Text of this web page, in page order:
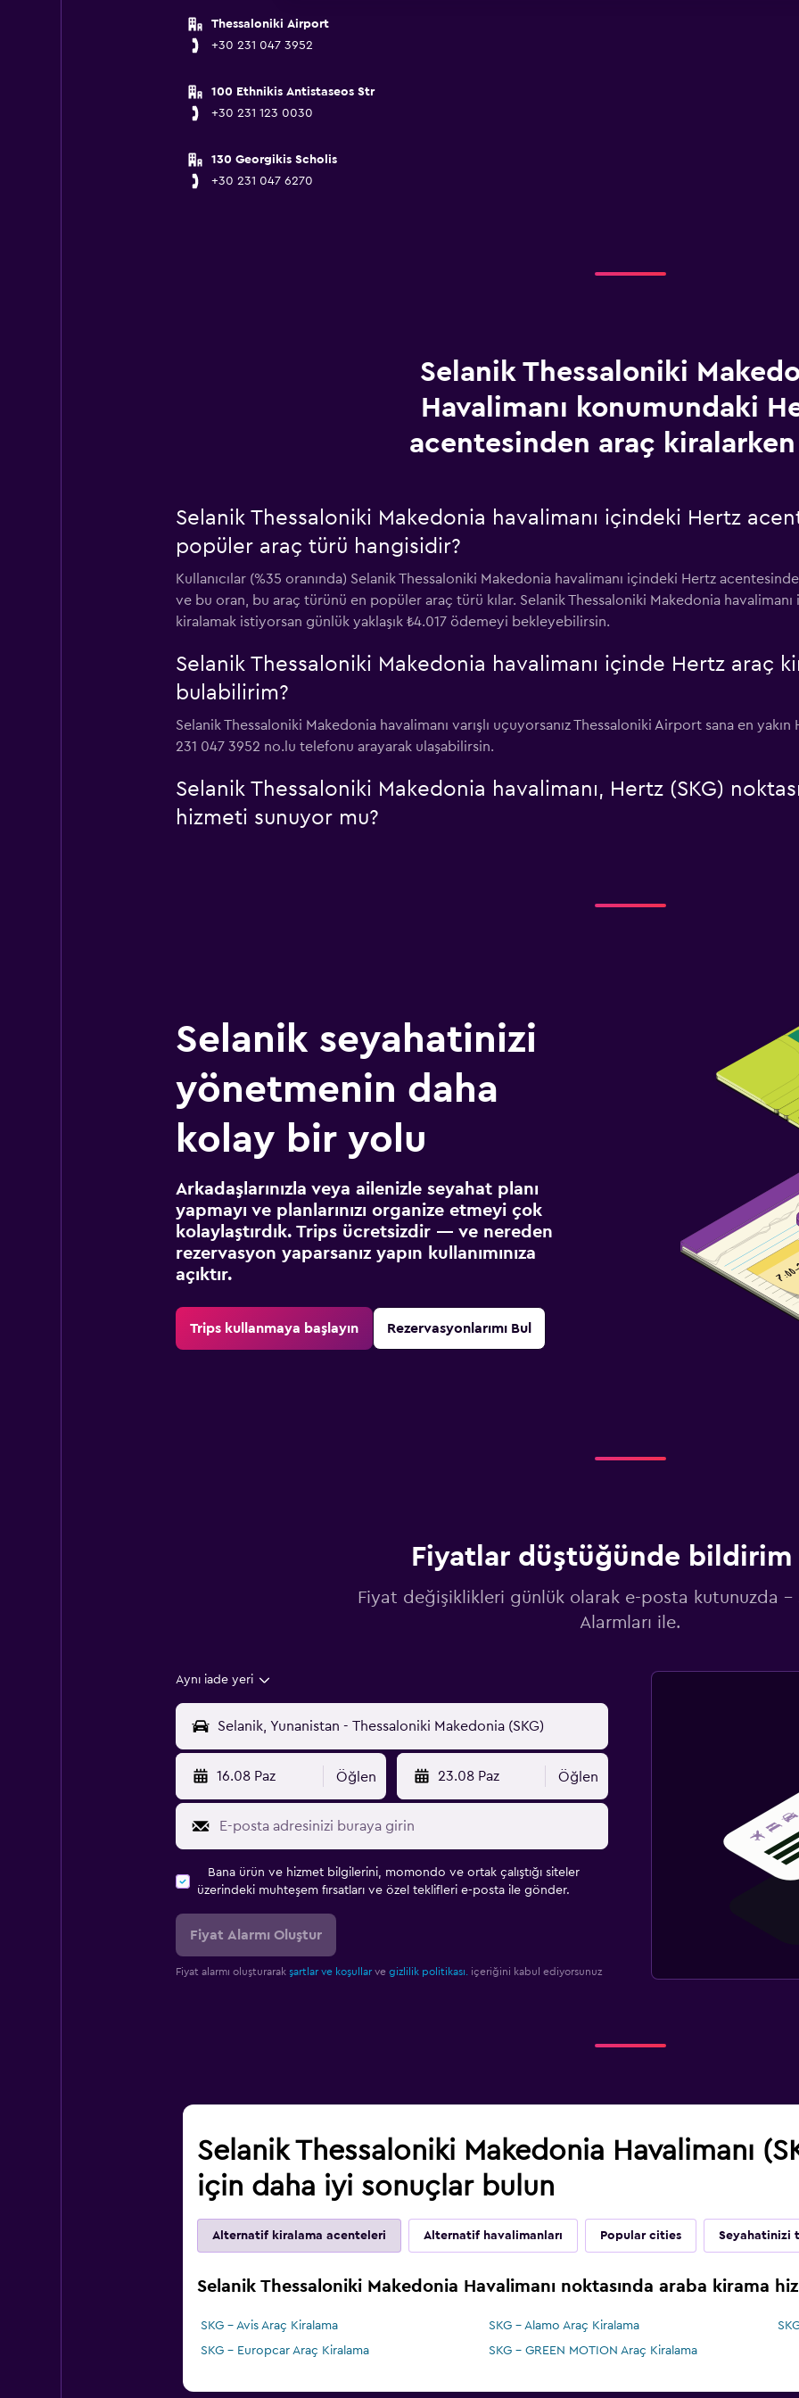
Thessaloniki Airport
+30 231 047 3952
100 Ethnikis Antistaseos Str
+30 231 123 0030
130 Georgikis Scholis
+30 231 047 6270
Selanik Thessaloniki
Havalimanı konumundaki
acentesinden araç kiralarken
Selanik Thessaloniki Makedonia havalimanı içindeki Hertz
popüler araç türü hangisidir?
Kullanıcılar (%35 oranında) Selanik Thessaloniki Makedonia havalimanı içindeki Hertz
ve bu oran, bu araç türünü en popüler araç türü kılar. Selanik Thessaloniki Makedonia
kiralamak istiyorsan günlük yaklaşık ₺4.017 ödemeyi bekleyebilirsin.
Selanik Thessaloniki Makedonia havalimanı içinde Hertz araç
bulabilirim?
Selanik Thessaloniki Makedonia havalimanı varışlı uçuyorsanız Thessaloniki Airport sana en
231 047 3952 no.lu telefonu arayarak ulaşabilirsin.
Selanik Thessaloniki Makedonia havalimanı, Hertz (SKG)
hizmeti sunuyor mu?
Selanik seyahatinizi
yönetmenin daha
kolay bir yolu
Arkadaşlarınızla veya ailenizle seyahat planı
yapmayı ve planlarınızı organize etmeyi çok
kolaylaştırdık. Trips ücretsizdir — ve nereden
rezervasyon yaparsanız yapın kullanımınıza
açıktır.
Trips kullanmaya başlayın Rezervasyonlarımı Bul
Fiyatlar düştüğünde bildirim
Fiyat değişiklikleri günlük olarak e-posta kutunuzda -
Alarmları ile.
Aynı iade yeri
16.08 Paz Öğlen 23.08 Paz Öğlen
Bana ürün ve hizmet bilgilerini, momondo ve ortak çalıştığı siteler
üzerindeki muhteşem fırsatları ve özel teklifleri e-posta ile gönder.
Fiyat Alarmı Oluştur
Fiyat alarmı oluşturarak şartlar ve koşullarve gizlilik politikası. içeriğini kabul ediyorsunuz
Selanik Thessaloniki Makedonia Havalimanı
için daha iyi sonuçlar bulun
Alternatif kiralama acenteleri Alternatif havalimanları Popular cities Seyahatinizi
Selanik Thessaloniki Makedonia Havalimanı noktasında araba kirama
SKG - Avis Araç Kiralama SKG - Alamo Araç Kiralama
SKG - Europcar Araç Kiralama
SKG - GREEN MOTION Araç Kiralama